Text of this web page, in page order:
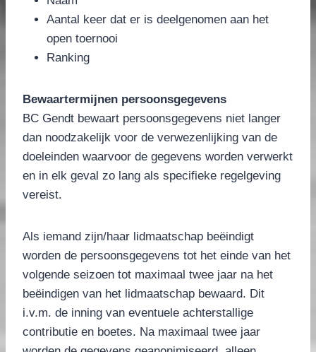
Aantal keer dat er is deelgenomen aan het
open toernooi
Ranking
Bewaartermijnen persoonsgegevens
BC Gendt bewaart persoonsgegevens niet langer
dan noodzakelijk voor de verwezenlijking van de
doeleinden waarvoor de gegevens worden verwerkt
en in elk geval zo lang als specifieke regelgeving
vereist.
Als iemand zijn/haar lidmaatschap beëindigt
worden de persoonsgegevens tot het einde van het
volgende seizoen tot maximaal twee jaar na het
beëindigen van het lidmaatschap bewaard. Dit
i.v.m. de inning van eventuele achterstallige
contributie en boetes. Na maximaal twee jaar